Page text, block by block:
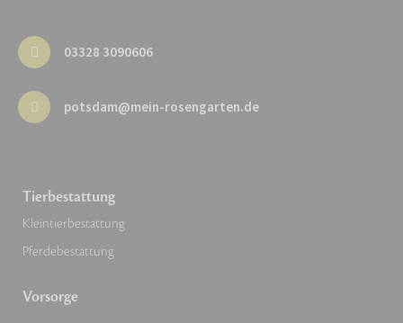
03328 3090606
potsdam@mein-rosengarten.de
Tierbestattung
Kleintierbestattung
Pferdebestattung
Vorsorge